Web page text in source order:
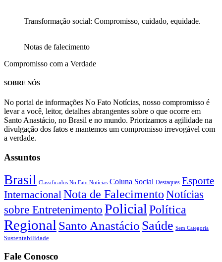
Transformação social: Compromisso, cuidado, equidade.
Notas de falecimento
Compromisso com a Verdade
SOBRE NÓS
No portal de informações No Fato Notícias, nosso compromisso é
levar a você, leitor, detalhes abrangentes sobre o que ocorre em
Santo Anastácio, no Brasil e no mundo. Priorizamos a agilidade na
divulgação dos fatos e mantemos um compromisso irrevogável com
a verdade.
Assuntos
Brasil Classificados No Fato Notícias Coluna Social Destaques Esporte
Internacional Nota de FalecimentoNotícias
sobre EntretenimentoPolicial Política
Regional Santo Anastácio Saúde Sem Categoria
Sustentabilidade
Fale Conosco